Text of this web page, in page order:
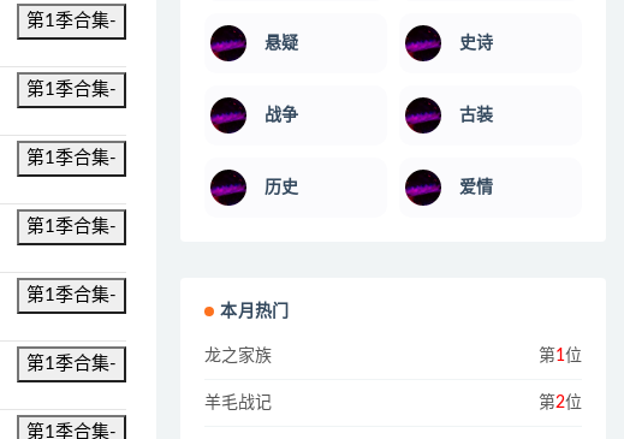
第1季合集-
第1季合集-
第1季合集-
第1季合集-
第1季合集-
第1季合集-
第1季合集-
悬疑 史诗
战争 古装
历史 爱情
本月热门
龙之家族 第1位
羊毛战记 第2位